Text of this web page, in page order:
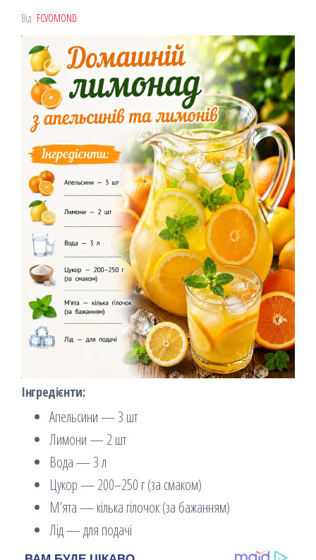
Від FCVOMOND
Інгредієнти:
Апельсини — 3 шт
Лимони — 2 шт
Вода — 3 л
Цукор — 200–250 г (за смаком)
М’ята — кілька гілочок (за бажанням)
Лід — для подачі